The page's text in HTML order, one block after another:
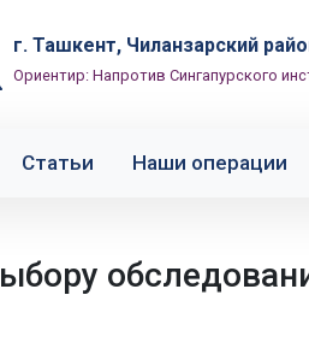
г. Ташкент, Чиланзарский
Ориентир: Напротив Сингапурского
Статьи Наши операции